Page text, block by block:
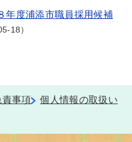
年度浦添市職員採用候補
18
責事項
個人情報の取扱い